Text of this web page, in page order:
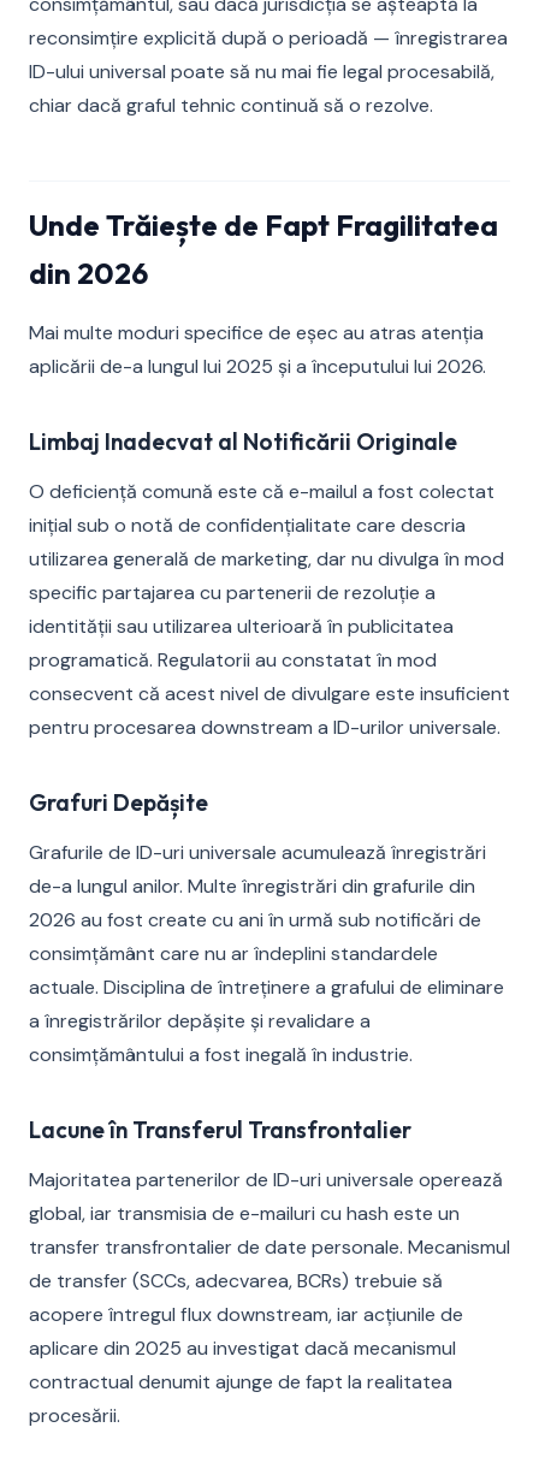
reconsimțire explicită după o perioadă — înregistrarea
ID-ului universal poate să nu mai fie legal procesabilă,
chiar dacă graful tehnic continuă să o rezolve.
Unde Trăiește de Fapt Fragilitatea
din 2026
Mai multe moduri specifice de eșec au atras atenția
aplicării de-a lungul lui 2025 și a începutului lui 2026.
Limbaj Inadecvat al Notificării Originale
O deficiență comună este că e-mailul a fost colectat
inițial sub o notă de confidențialitate care descria
utilizarea generală de marketing, dar nu divulga în mod
specific partajarea cu partenerii de rezoluție a
identității sau utilizarea ulterioară în publicitatea
programatică. Regulatorii au constatat în mod
consecvent că acest nivel de divulgare este insuficient
pentru procesarea downstream a ID-urilor universale.
Grafuri Depășite
Grafurile de ID-uri universale acumulează înregistrări
de-a lungul anilor. Multe înregistrări din grafurile din
2026 au fost create cu ani în urmă sub notificări de
consimțământ care nu ar îndeplini standardele
actuale. Disciplina de întreținere a grafului de eliminare
a înregistrărilor depășite și revalidare a
consimțământului a fost inegală în industrie.
Lacune în Transferul Transfrontalier
Majoritatea partenerilor de ID-uri universale operează
global, iar transmisia de e-mailuri cu hash este un
transfer transfrontalier de date personale. Mecanismul
de transfer (SCCs, adecvarea, BCRs) trebuie să
acopere întregul flux downstream, iar acțiunile de
aplicare din 2025 au investigat dacă mecanismul
contractual denumit ajunge de fapt la realitatea
procesării.